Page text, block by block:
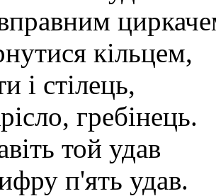
кільцем,
і стілець,
гребінець.
той удав
п'ять удав.